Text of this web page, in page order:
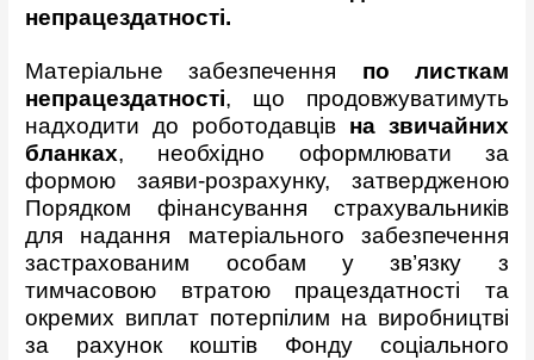
непрацездатності.
Матеріальне забезпечення по листкам
непрацездатності, що продовжуватимуть
надходити до роботодавців на звичайних
бланках, необхідно оформлювати за
формою заяви-розрахунку, затвердженою
Порядком фінансування страхувальників
для надання матеріального забезпечення
застрахованим особам у зв’язку з
тимчасовою втратою працездатності та
окремих виплат потерпілим на виробництві
за рахунок коштів Фонду соціального